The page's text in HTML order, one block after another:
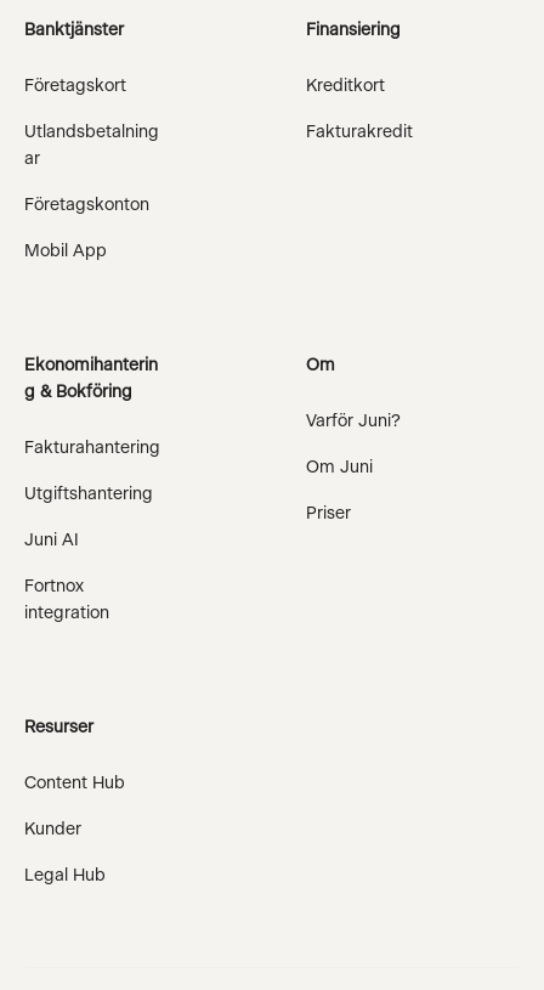
Banktjänster
Företagskort
Utlandsbetalning
ar
Företagskonton
Mobil App
Finansiering
Kreditkort
Fakturakredit
Ekonomihanterin
g & Bokföring
Fakturahantering
Utgiftshantering
Juni AI
Fortnox
integration
Om
Varför Juni?
Om Juni
Priser
Resurser
Content Hub
Kunder
Legal Hub